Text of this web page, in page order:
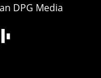
DPG Media